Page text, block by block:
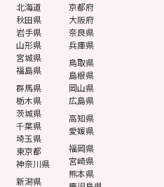
北海道
秋田県
岩手県
山形県
宮城県
福島県
群馬県
栃木県
茨城県
千葉県
埼玉県
東京都
神奈川県
新潟県
京都府
大阪府
奈良県
兵庫県
鳥取県
島根県
岡山県
広島県
高知県
愛媛県
福岡県
宮崎県
熊本県